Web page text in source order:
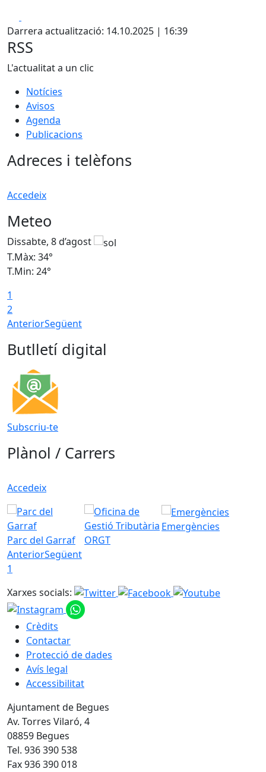
Darrera actualització: 14.10.2025 | 16:39
RSS
L'actualitat a un clic
Notícies
Avisos
Agenda
Publicacions
Adreces i telèfons
Accedeix
Meteo
Dissabte, 8 d’agost
T.Màx: 34°
T.Min: 24°
1
2
AnteriorSegüent
Butlletí digital
Subscriu-te
Plànol / Carrers
Accedeix
Parc del Garraf ORGT
Emergències
AnteriorSegüent
1
Xarxes socials:
Crèdits
Contactar
Protecció de dades
Avís legal
Accessibilitat
Ajuntament de Begues
Av. Torres Vilaró, 4
08859 Begues
Tel. 936 390 538
Fax 936 390 018